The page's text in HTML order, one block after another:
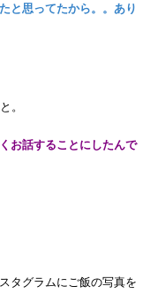
と思ってたから。。あり
。
お話することにしたんで
タグラムにご飯の写真を